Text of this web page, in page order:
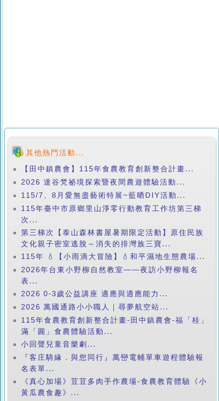
其他熱門活動...
【田中鎮農會】115年食農教育創新整合計畫...
2026 達谷梵祕境探索暨夜間農遊體驗活動...
115/7、8月愛無盡藝術特展~藍晒DIY活動...
115年臺中市原鄉里山淨零行動教育工作坊第三梯
次...
第三梯次【泰山森林書屋暑期限定活動】原住民族
文化親子密室逃脫～消失的排灣族三寶...
115年 💧【小雨滴大冒險】💧和平濕地生態農場...
2026年台東小野柳自然教室——夜訪小野柳報名
表...
2026 0-3歲公益講座 適應與適應能力...
2026 萬國通路小小職人｜尋夢航空站...
115年食農教育創新整合計畫-田中鎮農會-福「桂」
滿「圓」食農體驗活動...
小回聲兒童音樂劇...
『客庄騎緣．與您同行』萬巒電輔單車遊程體驗報
名表單...
《真心加場》荳荳多肉手作農場-食農教育體驗《小
黃瓜農食趣》...